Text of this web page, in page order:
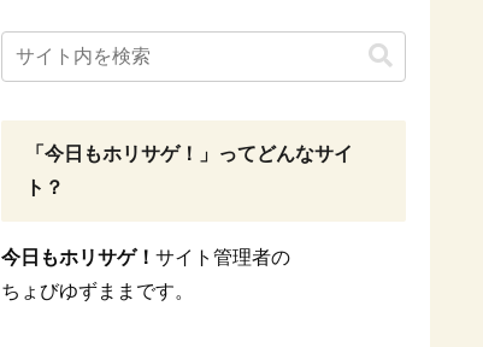
「今日もホリサゲ！」ってどんなサイ
ト？
今日もホリサゲ！ サイト管理者の
ちょびゆずままです。